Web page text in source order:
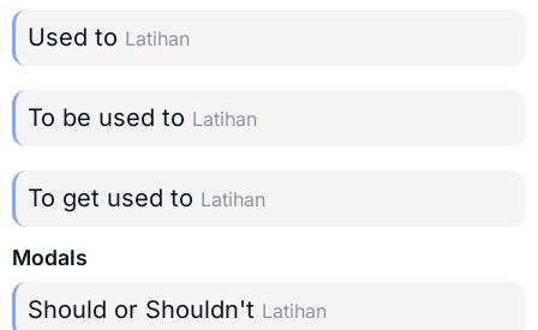
Used to Latihan
To be used to Latihan
To get used to Latihan
Modals
Should or Shouldn't Latihan